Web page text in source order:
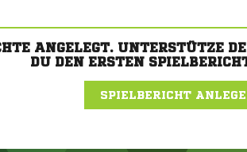
ANGELEGT. UNTERSTÜTZE
DU DEN ERSTEN
SPIELBERICHT